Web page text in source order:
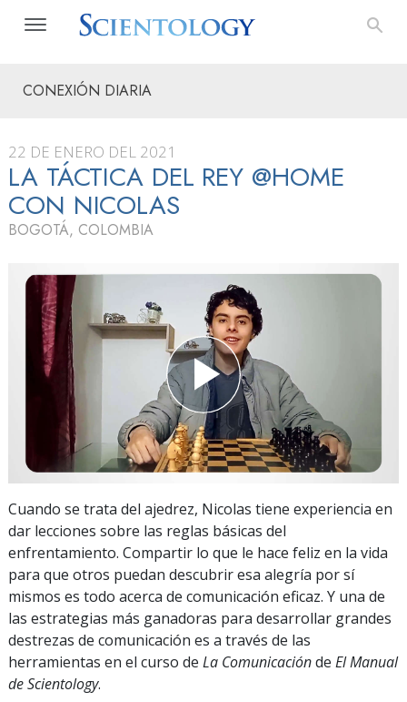
CONEXIÓN DIARIA
22 DE ENERO DEL 2021
LA TÁCTICA DEL REY @HOME
CON NICOLAS
BOGOTÁ, COLOMBIA
Cuando se trata del ajedrez, Nicolas tiene experiencia en
dar lecciones sobre las reglas básicas del
enfrentamiento. Compartir lo que le hace feliz en la vida
para que otros puedan descubrir esa alegría por sí
mismos es todo acerca de comunicación eficaz. Y una de
las estrategias más ganadoras para desarrollar grandes
destrezas de comunicación es a través de las
herramientas en el curso de La Comunicaciónde El Manual
de Scientology.